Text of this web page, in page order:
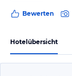
Bewerten
Hotelübersicht